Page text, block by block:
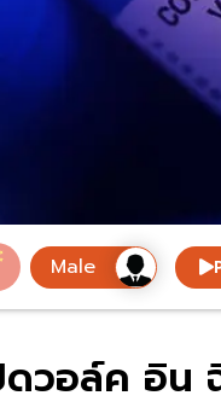
วอล์ค อิน